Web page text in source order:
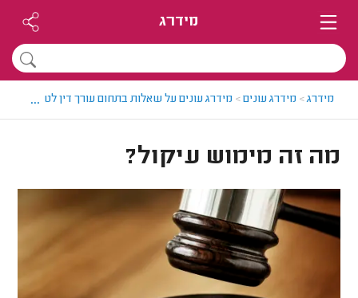
מידרג
מידרג> מידרג עונים> מידרג עונים על שאלות בתחום עורך דין לטיפול
...
מה זה מימוש עיקול?